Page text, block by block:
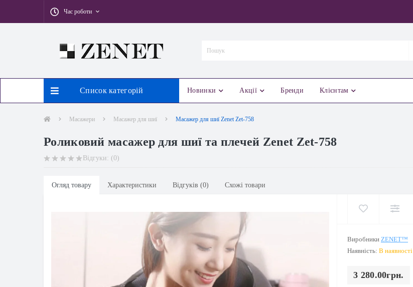
Час роботи
Список категорій Новинки Акції Бренди Клієнтам
Масажери Масажер для шиї Масажер для шиї Zenet Zet-758
Роликовий масажер для шиї та плечей Zenet Zet-758
Відгуки: (0)
Огляд товару Характеристики Відгуків (0) Схожі товари
Виробники ZENET™
Наявність: В наявності
3 280.00грн.